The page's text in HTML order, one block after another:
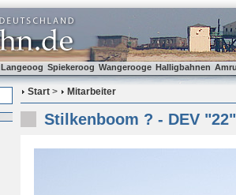
Langeoog Spiekeroog Wangerooge Halligbahnen
Start > Mitarbeiter
Stilkenboom ? - DEV "22"